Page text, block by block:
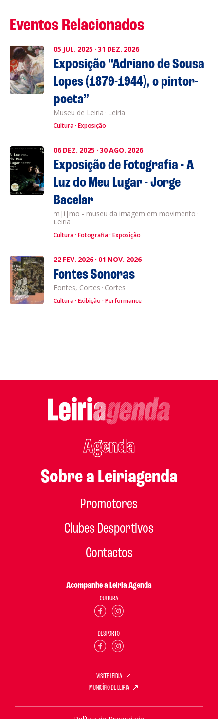
Eventos Relacionados
05 JUL. 2025 · 31 DEZ. 2026
Exposição “Adriano de Sousa
Lopes (1879-1944), o pintor-
poeta”
Museu de Leiria · Leiria
Cultura Exposição
06 DEZ. 2025 · 30AGO. 2026
Exposição de Fotografia - A
Luz do Meu Lugar - Jorge
Bacelar
m|i|mo - museu da imagem em movimento ·
Leiria
Cultura Fotografia Exposição
22 FEV. 2026 · 01 NOV. 2026
Fontes Sonoras
Fontes, Cortes · Cortes
Cultura Exibição Performance
Agenda
Sobre a Leiriagenda
Promotores
Clubes Desportivos
Contactos
Acompanhe a Leiria Agenda
CULTURA
DESPORTO
VISITE LEIRIA
MUNICÍPIO DE LEIRIA